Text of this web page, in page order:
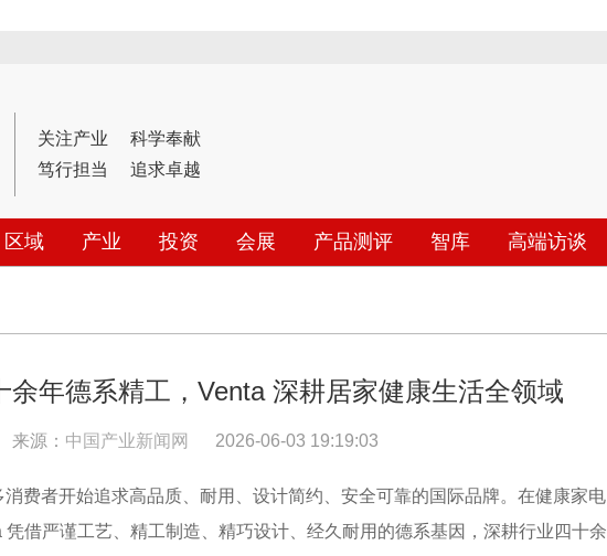
关注产业
科学奉献
笃行担当
追求卓越
区域 产业 投资 会展 产品测评 智库 高端访谈
余年德系精工，Venta 深耕居家健康生活全领域
来源： 中国产业新闻网 2026-06-03 19:19:03
者开始追求高品质、耐用、设计简约、安全可靠的国际品牌。在健康家电
借严谨工艺、精工制造、精巧设计、经久耐用的德系基因，深耕行业四十余